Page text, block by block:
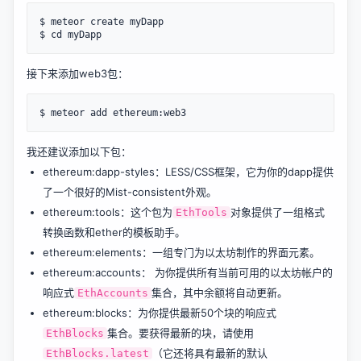
$ meteor create myDapp
接下来添加web3包：
我还建议添加以下包：
ethereum:dapp-styles：LESS/CSS框架，它为你的dapp提供
了一个很好的Mist-consistent外观。
ethereum:tools：这个包为 EthTools 对象提供了一组格式
转换函数和ether的模板助手。
ethereum:elements：一组专门为以太坊制作的界面元素。
ethereum:accounts： 为你提供所有当前可用的以太坊帐户的
响应式 EthAccounts 集合，其中余额将自动更新。
ethereum:blocks：为你提供最新50个块的响应式
EthBlocks 集合。要获得最新的块，请使用
EthBlocks.latest （它还将具有最新的默认